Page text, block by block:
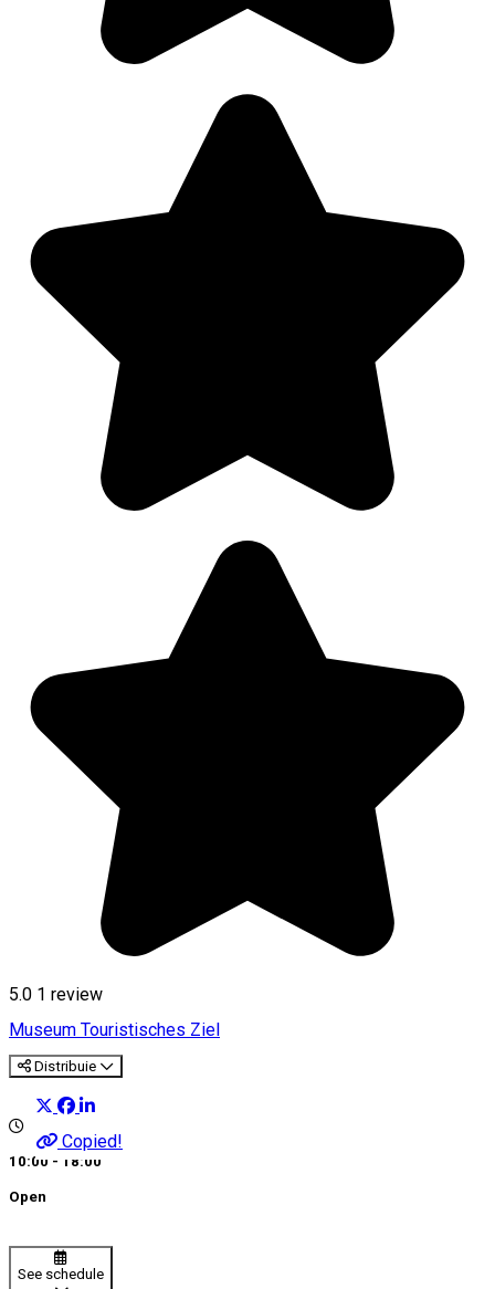
5.0 1 review
Museum Touristisches Ziel
Distribuie
Copied!
10:00 - 18:00
Open
See schedule